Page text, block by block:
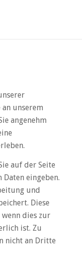
unserem
angenehm
auf der Seite
Daten eingeben.
und
Diese
dies zur
ist. Zu
nicht an Dritte